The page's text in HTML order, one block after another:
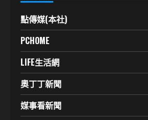
點傳媒(本社)
PCHOME
LIFE生活網
奧丁丁新聞
媒事看新聞